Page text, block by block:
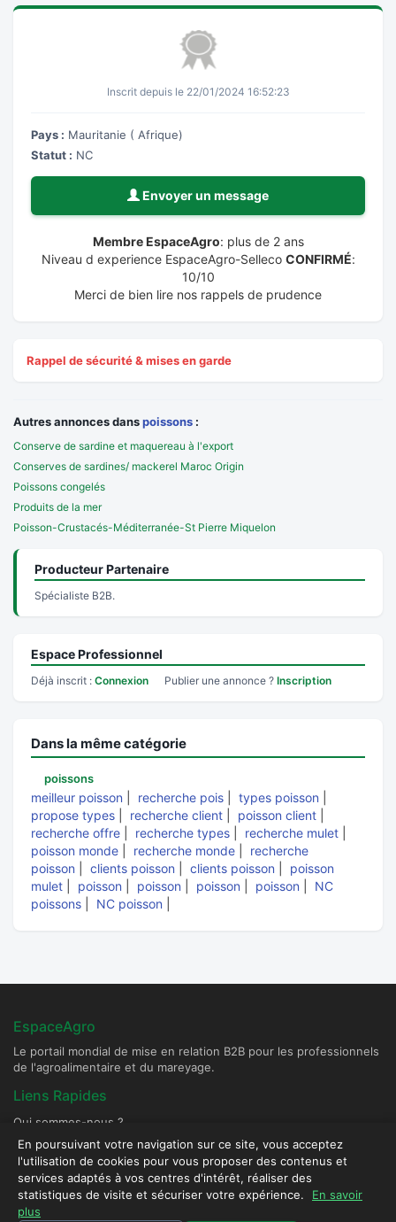
Inscrit depuis le 22/01/2024 16:52:23
Pays : Mauritanie ( Afrique)
Statut : NC
Envoyer un message
Membre EspaceAgro: plus de 2 ans
Niveau d experience EspaceAgro-Selleco CONFIRMÉ:
10/10
Merci de bien lire nos rappels de prudence
Rappel de sécurité & mises en garde
Autres annonces danspoissons :
Conserve de sardine et maquereau à l'export
Conserves de sardines/ mackerel Maroc Origin
Poissons congelés
Produits de la mer
Poisson-Crustacés-Méditerranée-St Pierre Miquelon
Producteur Partenaire
Spécialiste B2B.
Espace Professionnel
Déjà inscrit : Connexion Publier une annonce ? Inscription
Dans la même catégorie
poissons
meilleur poisson recherche pois types poisson
propose types
recherche client poisson client
recherche offre
recherche types recherche mulet
poisson monde
recherche monde
recherche
poisson
clients poisson clients poisson
poisson
mulet
poisson poisson poisson poisson
NC
poissons
NC poisson
EspaceAgro
Le portail mondial de mise en relation B2B pour les professionnels
de l'agroalimentaire et du mareyage.
Liens Rapides
Qui sommes-nous ?
Devenir Fournisseur Partenaire
Publier une annonce
Contact & Sécurité
Plateforme sécurisée - Tous droits réservés © 2026 EspaceAgro.
En poursuivant votre navigation sur ce site, vous acceptez
l'utilisation de cookies pour vous proposer des contenus et
services adaptés à vos centres d'intérêt, réaliser des
statistiques de visite et sécuriser votre expérience.
En savoir
plus